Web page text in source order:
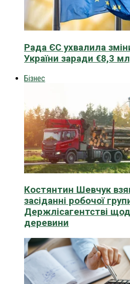
Рада ЄС ухвалила
України заради €8,3
Бізнес
Костянтин Шевчук
засіданні робочої
Держлісагентстві
деревини